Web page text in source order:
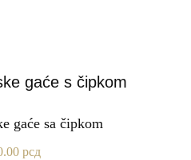
gaće sa čipkom
рсд